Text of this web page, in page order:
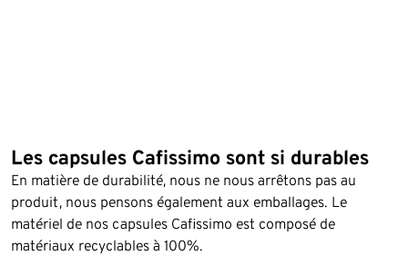
Les capsules Cafissimo sont si durables
En matière de durabilité, nous ne nous arrêtons pas au
produit, nous pensons également aux emballages. Le
matériel de nos capsules Cafissimo est composé de
matériaux recyclables à 100%.